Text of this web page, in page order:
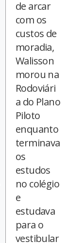
de arcar
com os
custos de
moradia,
Walisson
morou na
Rodoviári
a do Plano
Piloto
enquanto
terminava
os
estudos
no colégio
e
estudava
para o
vestibular